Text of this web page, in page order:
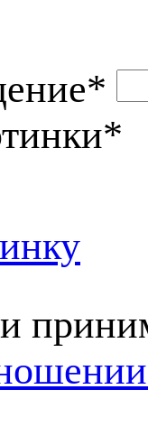
*
*
и